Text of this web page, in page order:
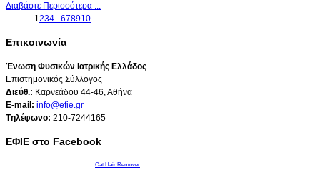
Διαβάστε Περισσότερα ...
1234...678910
Επικοινωνία
Ένωση Φυσικών Ιατρικής Ελλάδος
Επιστημονικός Σύλλογος
Διεύθ.: Καρνεάδου 44-46, Αθήνα
E-mail: info@efie.gr
Tηλέφωνο: 210-7244165
ΕΦΙΕ στο Facebook
Cat Hair Remover